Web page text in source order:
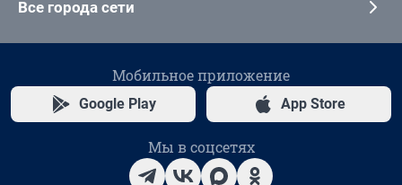
Все города сети
Мобильное приложение
Google Play App Store
Мы в соцсетях